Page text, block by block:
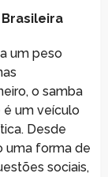
um peso
o samba
é um veículo
Desde
uma forma de
sociais,